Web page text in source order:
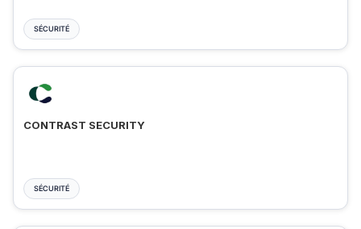
SÉCURITÉ
CONTRAST SECURITY
SÉCURITÉ